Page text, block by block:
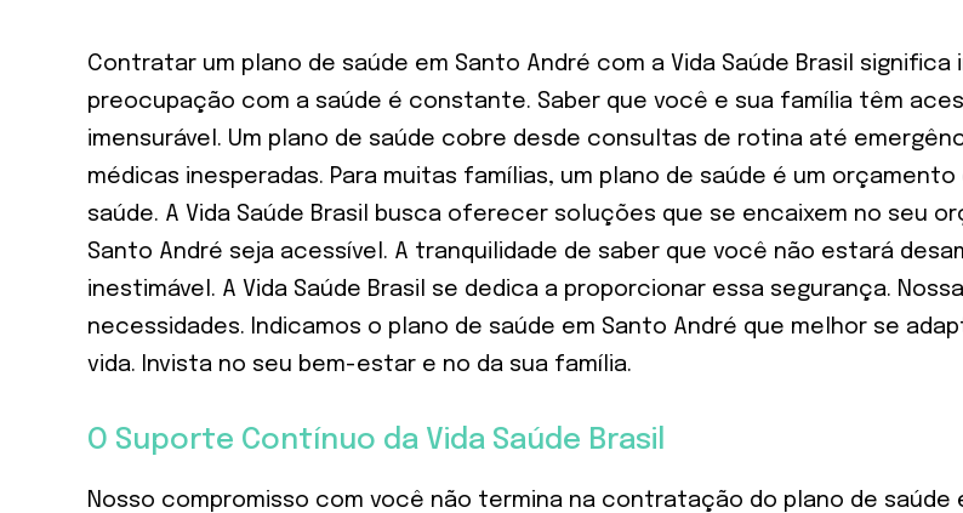
Contratar um plano de saúde em Santo André com a Vida Saúde Brasil
preocupação com a saúde é constante. Saber que você e sua família têm
imensurável. Um plano de saúde cobre desde consultas de rotina até
médicas inesperadas. Para muitas famílias, um plano de saúde é um
saúde. A Vida Saúde Brasil busca oferecer soluções que se encaixem no seu
Santo André seja acessível. A tranquilidade de saber que você não estará
inestimável. A Vida Saúde Brasil se dedica a proporcionar essa segurança.
necessidades. Indicamos o plano de saúde em Santo André que melhor se
vida. Invista no seu bem-estar e no da sua família.
O Suporte Contínuo da Vida Saúde Brasil
Nosso compromisso com você não termina na contratação do plano de saúde